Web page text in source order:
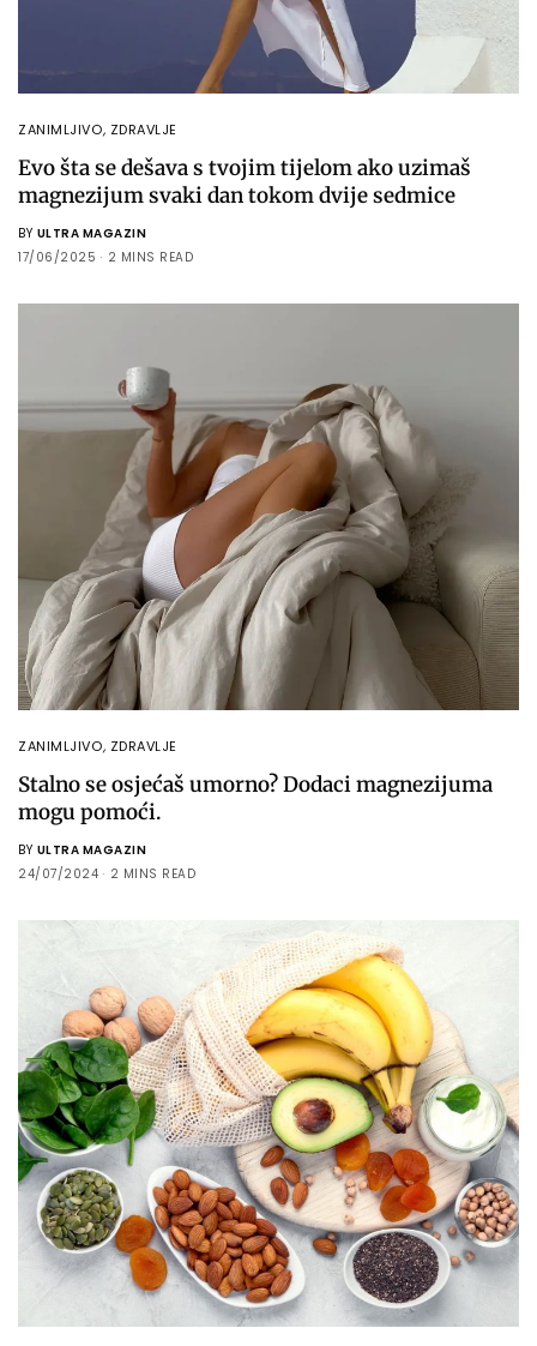
ZANIMLJIVO, ZDRAVLJE
Evo šta se dešava s tvojim tijelom ako uzimaš
magnezijum svaki dan tokom dvije sedmice
BY ULTRA MAGAZIN
17/06/2025
2 MINS READ
ZANIMLJIVO, ZDRAVLJE
Stalno se osjećaš umorno? Dodaci magnezijuma
mogu pomoći.
BY ULTRA MAGAZIN
24/07/2024
2 MINS READ